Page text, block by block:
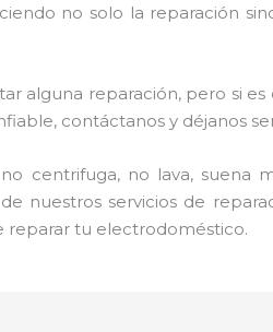
no solo la reparación
alguna reparación, pero si
contáctanos y déjanos
centrifuga, no lava, suena
nuestros servicios de
reparar tu electrodoméstico.